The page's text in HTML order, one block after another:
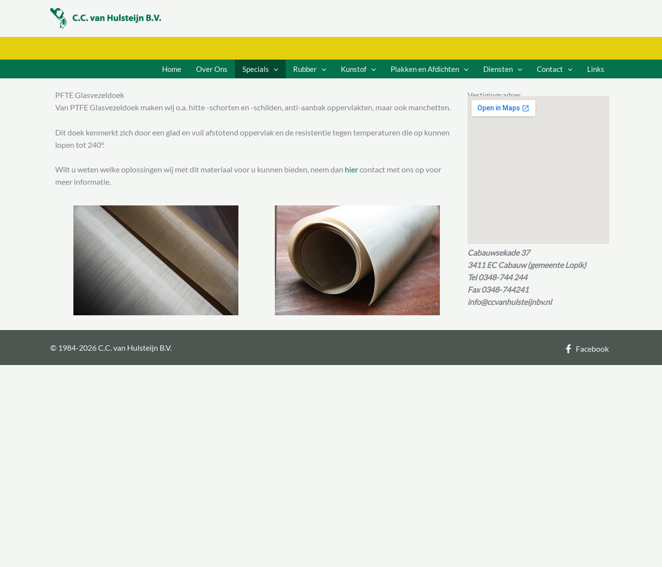
Home Over Ons Specials Rubber Kunstof Plakken en Afdichten Diensten Contact Links
PFTE Glasvezeldoek
Van PTFE Glasvezeldoek maken wij o.a. hitte -schorten en -schilden, anti-aanbak oppervlakten, maar ook manchetten.
Dit doek kenmerkt zich door een glad en vuil afstotend oppervlak en de resistentie tegen temperaturen die op kunnen
lopen tot 240°.
Wilt u weten welke oplossingen wij met dit materiaal voor u kunnen bieden, neem dan hiercontact met ons op voor
meer informatie.
Vestigingsadres
Cabauwsekade 37
3411 EC Cabauw (gemeente Lopik)
Tel 0348-744 244
Fax 0348-744241
info@ccvanhulsteijnbv.nl
© 1984-2026 C.C. van Hulsteijn B.V. Facebook